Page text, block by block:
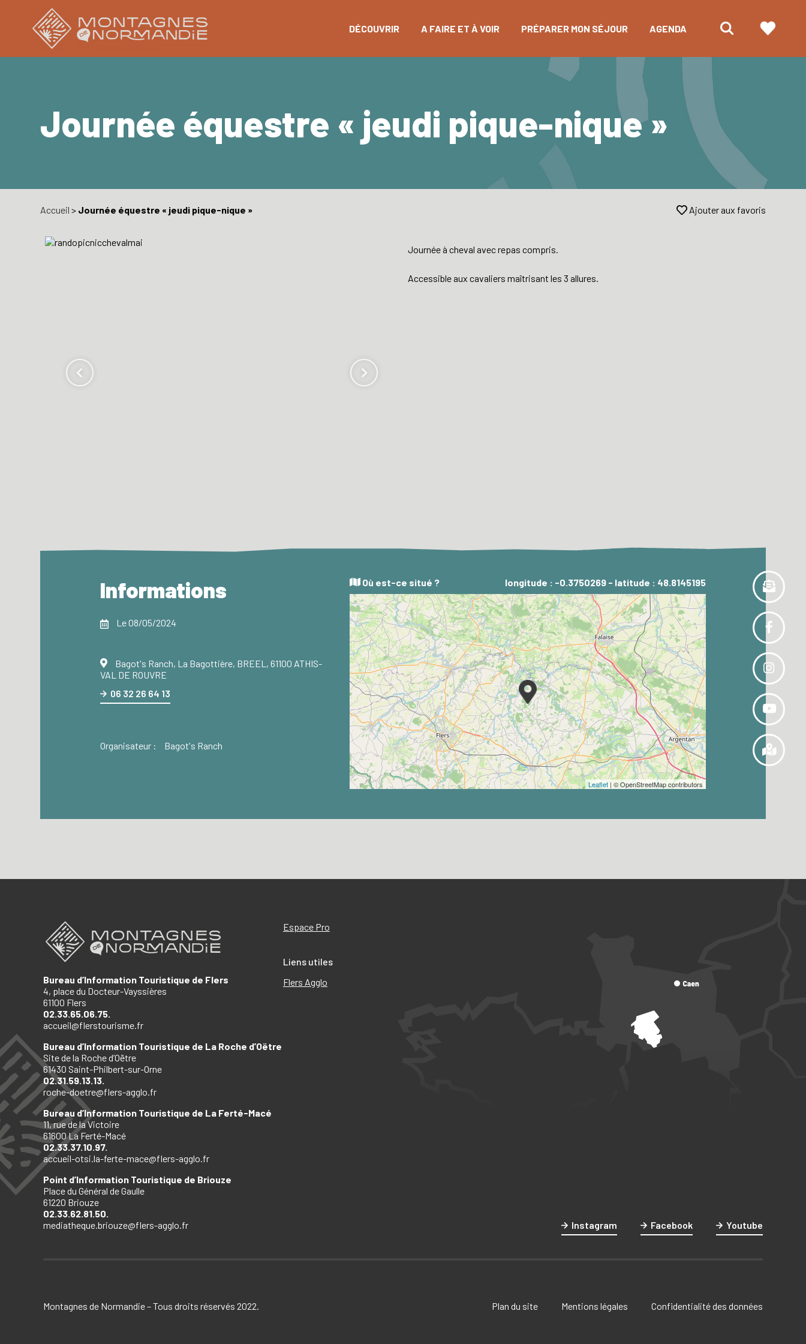
DÉCOUVRIR A FAIRE ET À VOIR PRÉPARER MON SÉJOUR AGENDA
Journée équestre « jeudi pique-nique »
Accueil > Journée équestre « jeudi pique-nique » Ajouter aux favoris
Journée à cheval avec repas compris.
Accessible aux cavaliers maîtrisant les 3 allures.
Informations
Le 08/05/2024
Bagot's Ranch, La Bagottière, BREEL, 61100 ATHIS-
VAL DE ROUVRE
06 32 26 64 13
Organisateur : Bagot's Ranch
Où est-ce situé ? longitude : -0.3750269 - latitude : 48.8145195
Leaflet | © OpenStreetMap contributors
Bureau d’Information Touristique de Flers
4, place du Docteur-Vayssières
61100 Flers
02.33.65.06.75.
accueil@flerstourisme.fr
Bureau d’Information Touristique de La Roche d’Oëtre
Site de la Roche d’Oëtre
61430 Saint-Philbert-sur-Orne
02.31.59.13.13.
roche-doetre@flers-agglo.fr
Bureau d’Information Touristique de La Ferté-Macé
11, rue de la Victoire
61600 La Ferté-Macé
02.33.37.10.97.
accueil-otsi.la-ferte-mace@flers-agglo.fr
Point d’Information Touristique de Briouze
Place du Général de Gaulle
61220 Briouze
02.33.62.81.50.
mediatheque.briouze@flers-agglo.fr
Espace Pro
Liens utiles
Flers Agglo
Instagram Facebook Youtube
Montagnes de Normandie – Tous droits réservés 2022. Plan du site Mentions légales Confidentialité des données